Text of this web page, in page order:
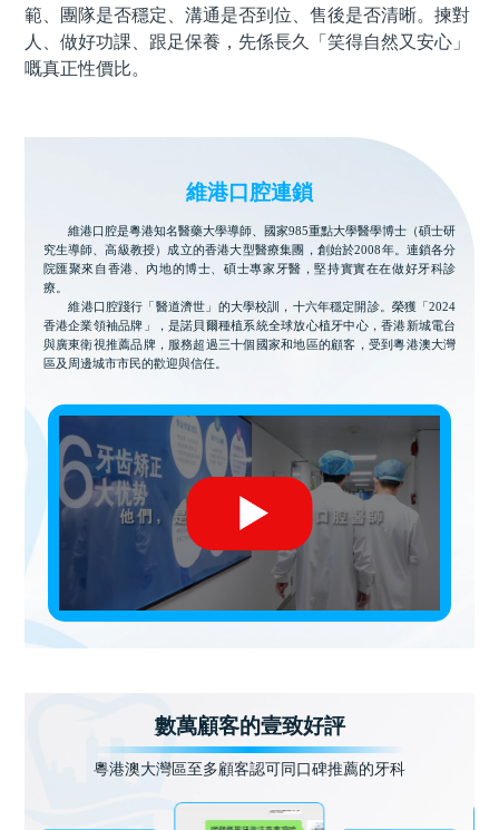
範、團隊是否穩定、溝通是否到位、售後是否清晰。揀對
人、做好功課、跟足保養，先係長久「笑得自然又安心」
嘅真正性價比。
維港口腔連鎖
維港口腔是粵港知名醫藥大學導師、國家985重點大學醫學博士（碩士研
究生導師、高級教授）成立的香港大型醫療集團，創始於2008年。連鎖各分
院匯聚來自香港、內地的博士、碩士專家牙醫，堅持實實在在做好牙科診
療。
維港口腔踐行「醫道濟世」的大學校訓，十六年穩定開診。榮獲「2024
香港企業領袖品牌」，是諾貝爾種植系統全球放心植牙中心，香港新城電台
與廣東衛視推薦品牌，服務超過三十個國家和地區的顧客，受到粵港澳大灣
區及周邊城市市民的歡迎與信任。
數萬顧客的壹致好評
粵港澳大灣區至多顧客認可同口碑推薦的牙科